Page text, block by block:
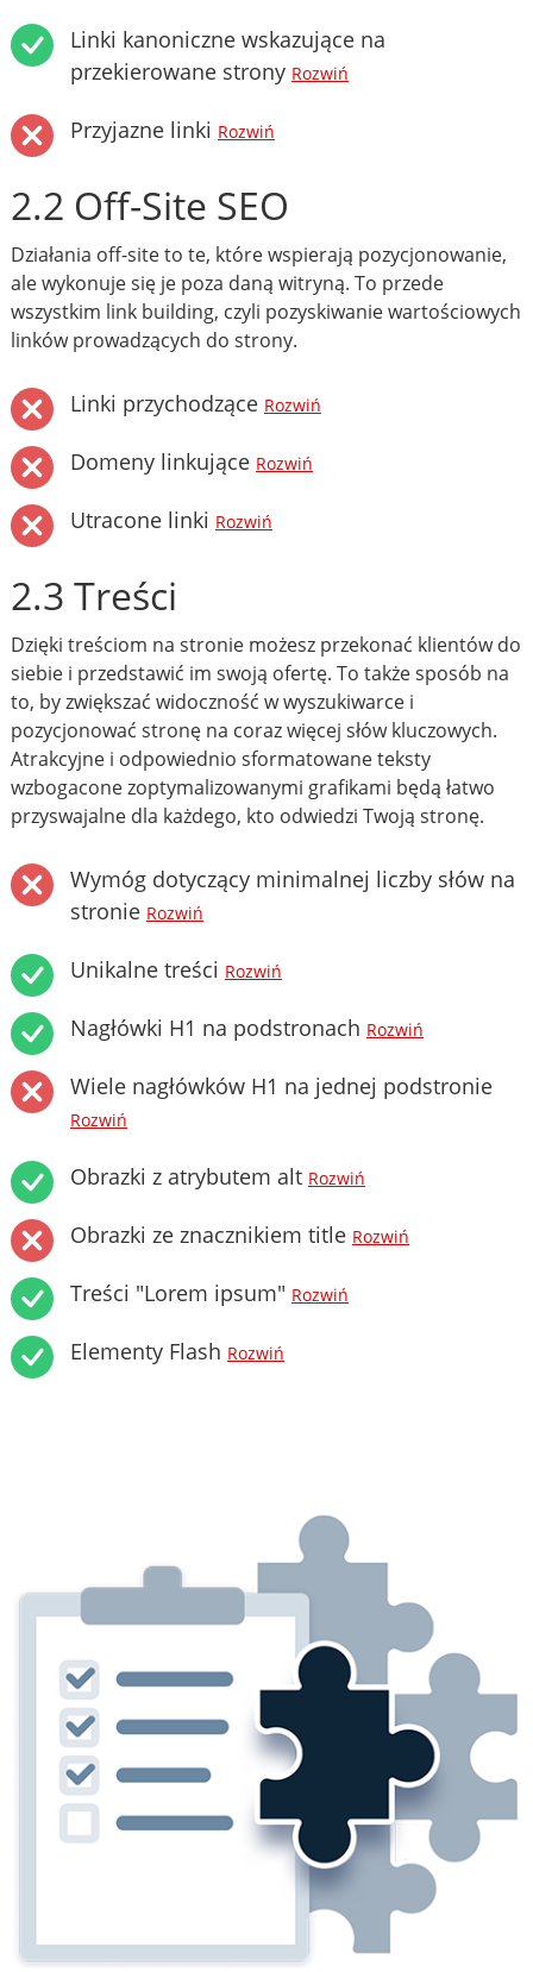
Linki kanoniczne wskazujące na
przekierowane strony Rozwiń
Przyjazne linki Rozwiń
2.2 Off-Site SEO
Działania off-site to te, które wspierają pozycjonowanie,
ale wykonuje się je poza daną witryną. To przede
wszystkim link building, czyli pozyskiwanie wartościowych
linków prowadzących do strony.
Linki przychodzące Rozwiń
Domeny linkujące Rozwiń
Utracone linki Rozwiń
2.3 Treści
Dzięki treściom na stronie możesz przekonać klientów do
siebie i przedstawić im swoją ofertę. To także sposób na
to, by zwiększać widoczność w wyszukiwarce i
pozycjonować stronę na coraz więcej słów kluczowych.
Atrakcyjne i odpowiednio sformatowane teksty
wzbogacone zoptymalizowanymi grafikami będą łatwo
przyswajalne dla każdego, kto odwiedzi Twoją stronę.
Wymóg dotyczący minimalnej liczby słów na
stronie Rozwiń
Unikalne treści Rozwiń
Nagłówki H1 na podstronach Rozwiń
Wiele nagłówków H1 na jednej podstronie
Rozwiń
Obrazki z atrybutem alt Rozwiń
Obrazki ze znacznikiem title Rozwiń
Treści "Lorem ipsum" Rozwiń
Elementy Flash Rozwiń